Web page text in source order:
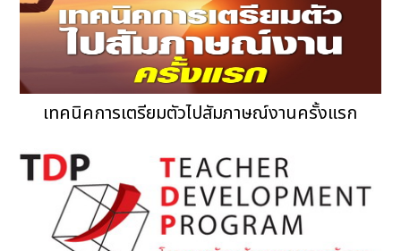
เทคนิคการเตรียมตัวไปสัมภาษณ์งานครั้งแรก